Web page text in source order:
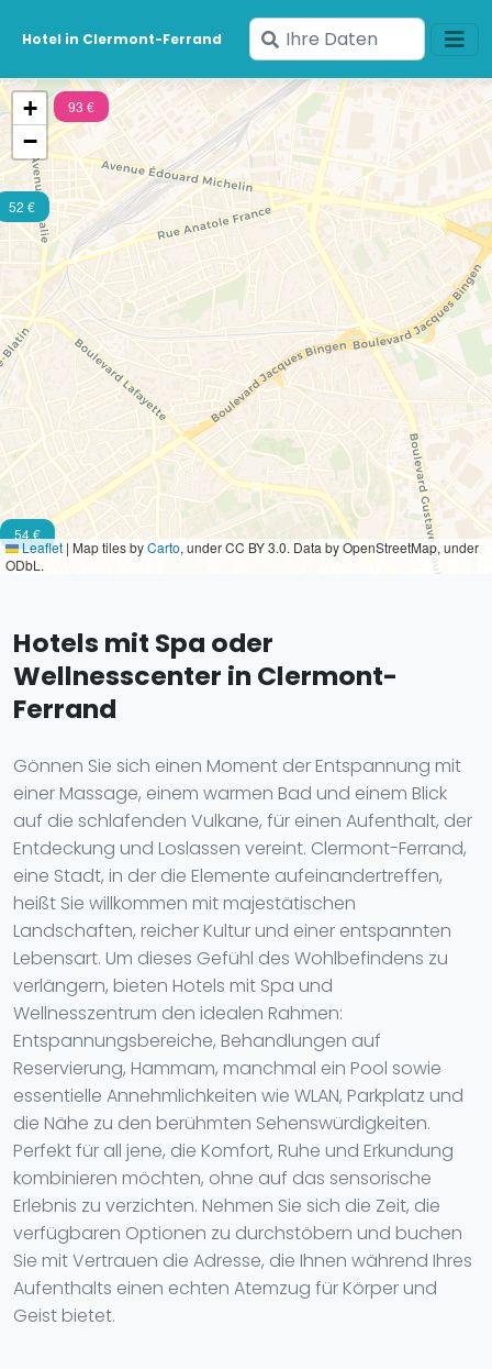
Hotel in Clermont-Ferrand
Geben
Sie
Ihre
Daten
ein
93 €
54 €
52 €
+
−
Leaflet | Map tiles byCarto, under CC BY 3.0. Data by OpenStreetMap, under
ODbL.
Hotels mit Spa oder
Wellnesscenter in Clermont-
Ferrand
Gönnen Sie sich einen Moment der Entspannung mit
einer Massage, einem warmen Bad und einem Blick
auf die schlafenden Vulkane, für einen Aufenthalt, der
Entdeckung und Loslassen vereint. Clermont-Ferrand,
eine Stadt, in der die Elemente aufeinandertreffen,
heißt Sie willkommen mit majestätischen
Landschaften, reicher Kultur und einer entspannten
Lebensart. Um dieses Gefühl des Wohlbefindens zu
verlängern, bieten Hotels mit Spa und
Wellnesszentrum den idealen Rahmen:
Entspannungsbereiche, Behandlungen auf
Reservierung, Hammam, manchmal ein Pool sowie
essentielle Annehmlichkeiten wie WLAN, Parkplatz und
die Nähe zu den berühmten Sehenswürdigkeiten.
Perfekt für all jene, die Komfort, Ruhe und Erkundung
kombinieren möchten, ohne auf das sensorische
Erlebnis zu verzichten. Nehmen Sie sich die Zeit, die
verfügbaren Optionen zu durchstöbern und buchen
Sie mit Vertrauen die Adresse, die Ihnen während Ihres
Aufenthalts einen echten Atemzug für Körper und
Geist bietet.